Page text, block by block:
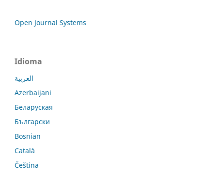
Open Journal Systems
Idioma
العربية
Azerbaijani
Беларуская
Български
Bosnian
Català
Čeština